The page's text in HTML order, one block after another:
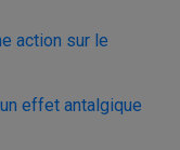
action sur le
effet antalgique